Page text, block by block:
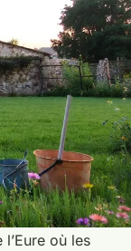
où les